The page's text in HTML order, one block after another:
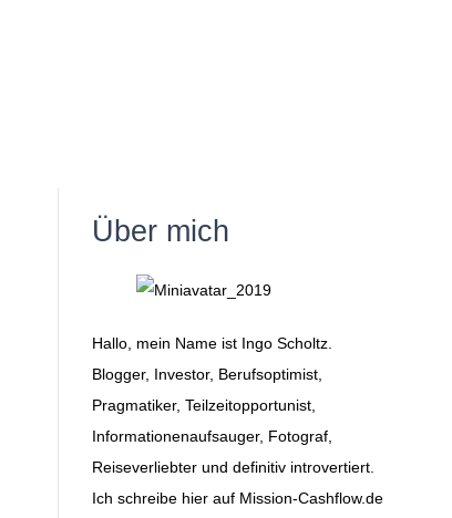
Über mich
Hallo, mein Name ist Ingo Scholtz.
Blogger, Investor, Berufsoptimist,
Pragmatiker, Teilzeitopportunist,
Informationenaufsauger, Fotograf,
Reiseverliebter und definitiv introvertiert.
Ich schreibe hier auf Mission-Cashflow.de